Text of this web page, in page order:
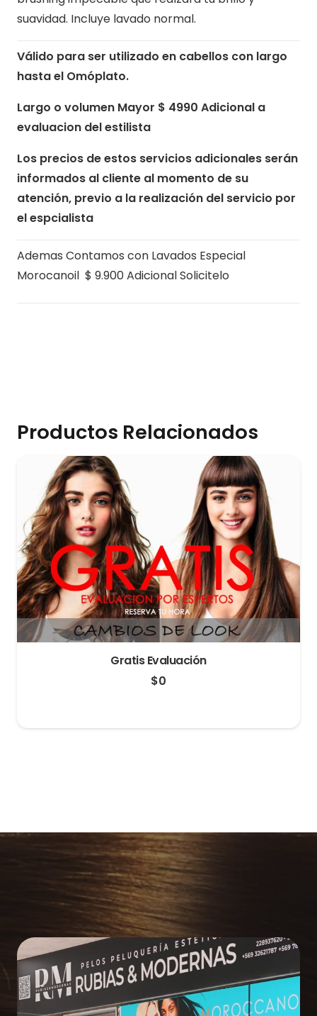
suavidad. Incluye lavado normal.
Válido para ser utilizado en cabellos con largo
hasta el Omóplato.
Largo o volumen Mayor $ 4990 Adicional a
evaluacion del estilista
Los precios de estos servicios adicionales serán
informados al cliente al momento de su
atención, previo a la realización del servicio por
el espcialista
Ademas Contamos con Lavados Especial
Morocanoil $ 9.900 Adicional Solicitelo
Productos Relacionados
Gratis Evaluación
$0